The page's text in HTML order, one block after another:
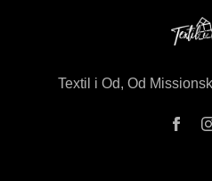
Textil i Od, Od